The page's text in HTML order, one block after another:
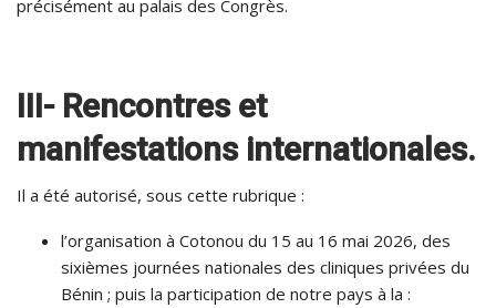
précisément au palais des Congrès.
III- Rencontres et
manifestations internationales.
Il a été autorisé, sous cette rubrique :
l’organisation à Cotonou du 15 au 16 mai 2026, des
sixièmes journées nationales des cliniques privées du
Bénin ; puis la participation de notre pays à la :